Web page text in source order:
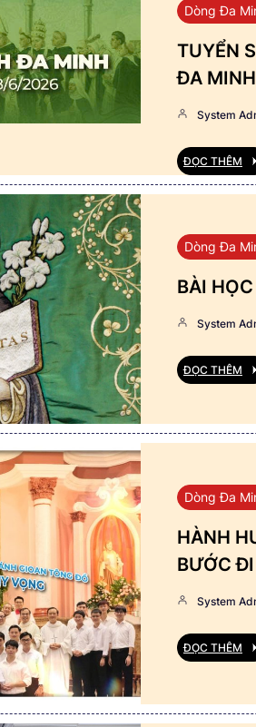
Dòng Đa
TUYỂN
ĐA
System
ĐỌC THÊM
Dòng Đa
BÀI
System
ĐỌC THÊM
Dòng Đa
HÀNH
BƯỚC
System
ĐỌC THÊM